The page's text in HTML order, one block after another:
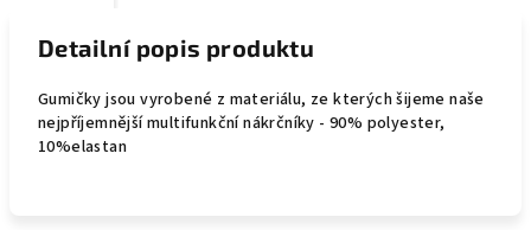
Detailní popis produktu
Gumičky jsou vyrobené z materiálu, ze kterých šijeme naše
nejpříjemnější multifunkční nákrčníky - 90% polyester,
10%elastan